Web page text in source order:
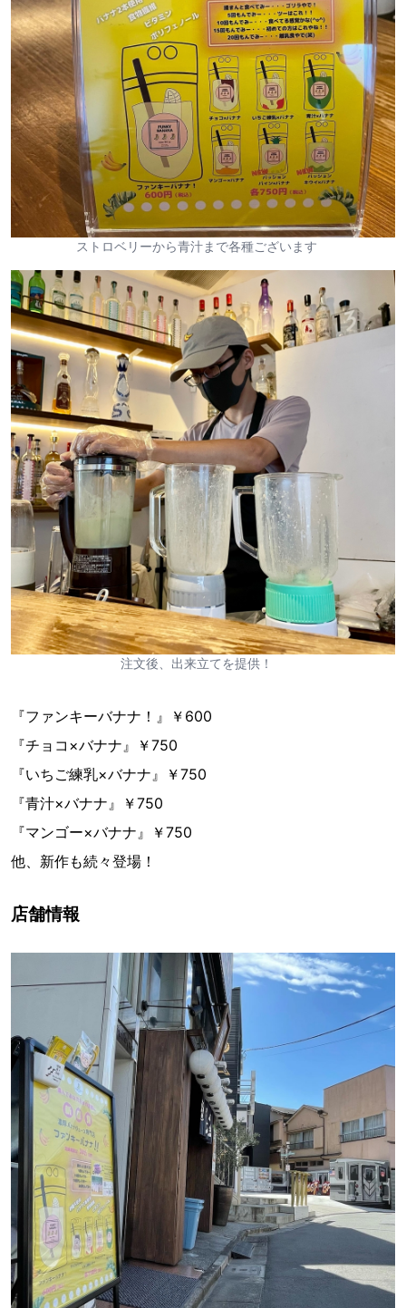
ストロベリーから青汁まで各種ございます
注文後、出来立てを提供！
『ファンキーバナナ！』￥600
『チョコ×バナナ』￥750
『いちご練乳×バナナ』￥750
『青汁×バナナ』￥750
『マンゴー×バナナ』￥750
他、新作も続々登場！
店舗情報